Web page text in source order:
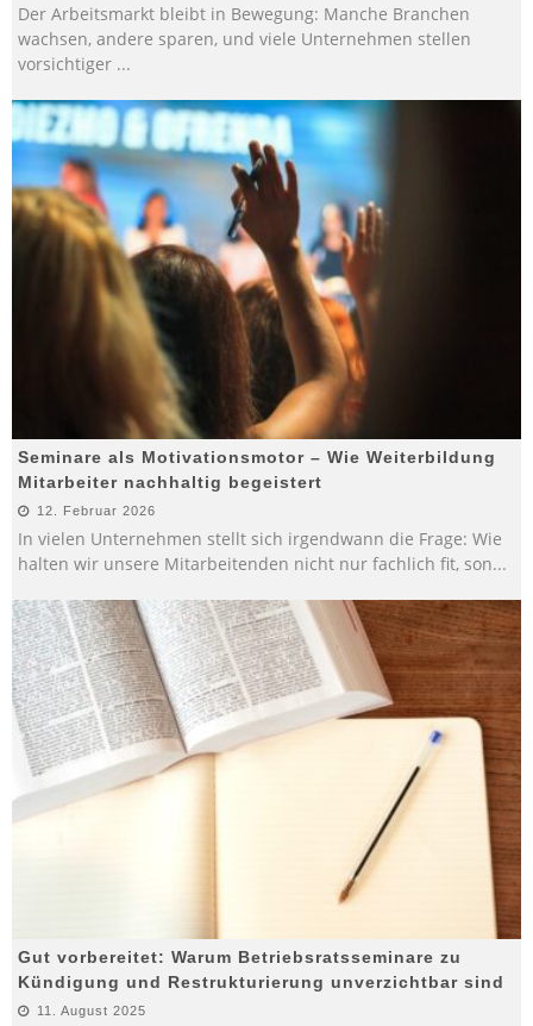
Der Arbeitsmarkt bleibt in Bewegung: Manche Branchen
wachsen, andere sparen, und viele Unternehmen stellen
vorsichtiger ...
Seminare als Motivationsmotor – Wie Weiterbildung
Mitarbeiter nachhaltig begeistert
12. Februar 2026
In vielen Unternehmen stellt sich irgendwann die Frage: Wie
halten wir unsere Mitarbeitenden nicht nur fachlich fit, son...
Gut vorbereitet: Warum Betriebsratsseminare zu
Kündigung und Restrukturierung unverzichtbar sind
11. August 2025